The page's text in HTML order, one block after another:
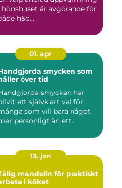
hönshuset är avgörande för
h&o...
01. apr
smycken som
över tid
smycken har
ett självklart val för
som vill bära något
personligt än ett...
13. jan
mandolin för praktiskt
i köket